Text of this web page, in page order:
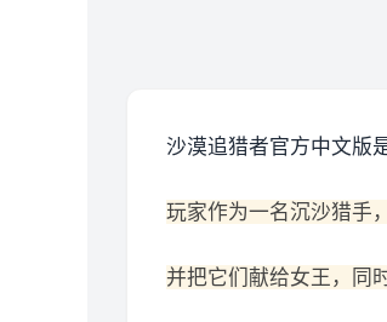
沙漠追猎者官方中文版
玩家作为一名沉沙猎手
并把它们献给女王，同